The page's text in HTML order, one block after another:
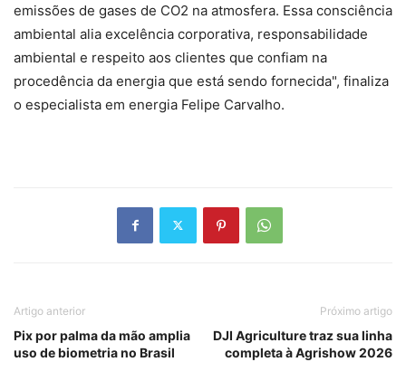
emissões de gases de CO2 na atmosfera. Essa consciência
ambiental alia excelência corporativa, responsabilidade
ambiental e respeito aos clientes que confiam na
procedência da energia que está sendo fornecida", finaliza
o especialista em energia Felipe Carvalho.
Artigo anterior
Pix por palma da mão amplia
uso de biometria no Brasil
Próximo artigo
DJI Agriculture traz sua linha
completa à Agrishow 2026